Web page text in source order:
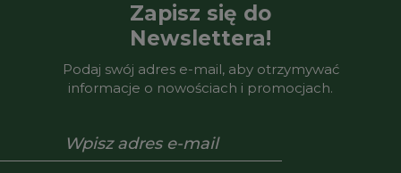
Zapisz się do
Newslettera!
Podaj swój adres e-mail, aby otrzymywać
informacje o nowościach i promocjach.